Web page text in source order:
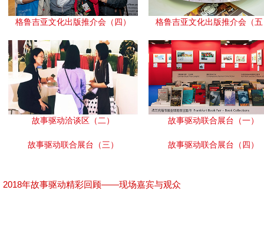
格鲁吉亚文化出版推介会（四） 格鲁吉亚文化出版推介会（五
故事驱动洽谈区（二） 故事驱动联合展台（一）
故事驱动联合展台（三） 故事驱动联合展台（四）
2018年故事驱动精彩回顾——现场嘉宾与观众